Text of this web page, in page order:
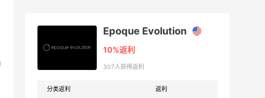
Epoque Evolution
10%返利
307人获得返利
分类返利 返利